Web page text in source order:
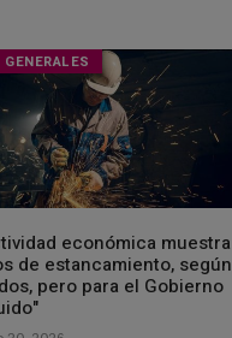
GENERALES
económica muestra
de estancamiento, según
pero para el Gobierno